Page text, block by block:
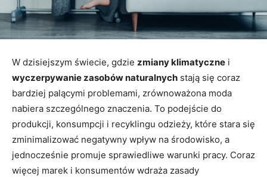
W dzisiejszym świecie, gdzie zmiany klimatyczne i
wyczerpywanie zasobów naturalnych stają się coraz
bardziej palącymi problemami, zrównoważona moda
nabiera szczególnego znaczenia. To podejście do
produkcji, konsumpcji i recyklingu odzieży, które stara się
zminimalizować negatywny wpływ na środowisko, a
jednocześnie promuje sprawiedliwe warunki pracy. Coraz
więcej marek i konsumentów wdraża zasady